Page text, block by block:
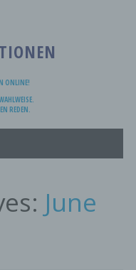
ONLINE!
REDEN.
June